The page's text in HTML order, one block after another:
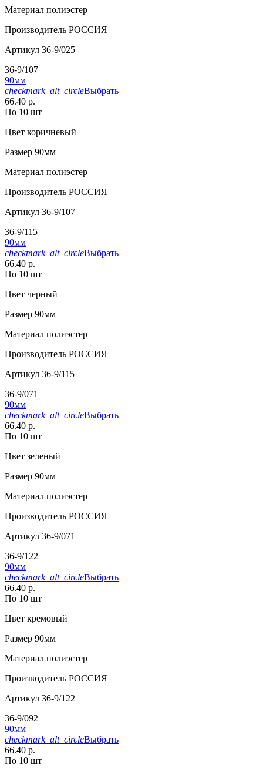
Материал полиэстер
Производитель РОССИЯ
Артикул 36-9/025
36-9/107
90мм
checkmark_alt_circleВыбрать
66.40 р.
По 10 шт
Цвет коричневый
Размер 90мм
Материал полиэстер
Производитель РОССИЯ
Артикул 36-9/107
36-9/115
90мм
checkmark_alt_circleВыбрать
66.40 р.
По 10 шт
Цвет черный
Размер 90мм
Материал полиэстер
Производитель РОССИЯ
Артикул 36-9/115
36-9/071
90мм
checkmark_alt_circleВыбрать
66.40 р.
По 10 шт
Цвет зеленый
Размер 90мм
Материал полиэстер
Производитель РОССИЯ
Артикул 36-9/071
36-9/122
90мм
checkmark_alt_circleВыбрать
66.40 р.
По 10 шт
Цвет кремовый
Размер 90мм
Материал полиэстер
Производитель РОССИЯ
Артикул 36-9/122
36-9/092
90мм
checkmark_alt_circleВыбрать
66.40 р.
По 10 шт